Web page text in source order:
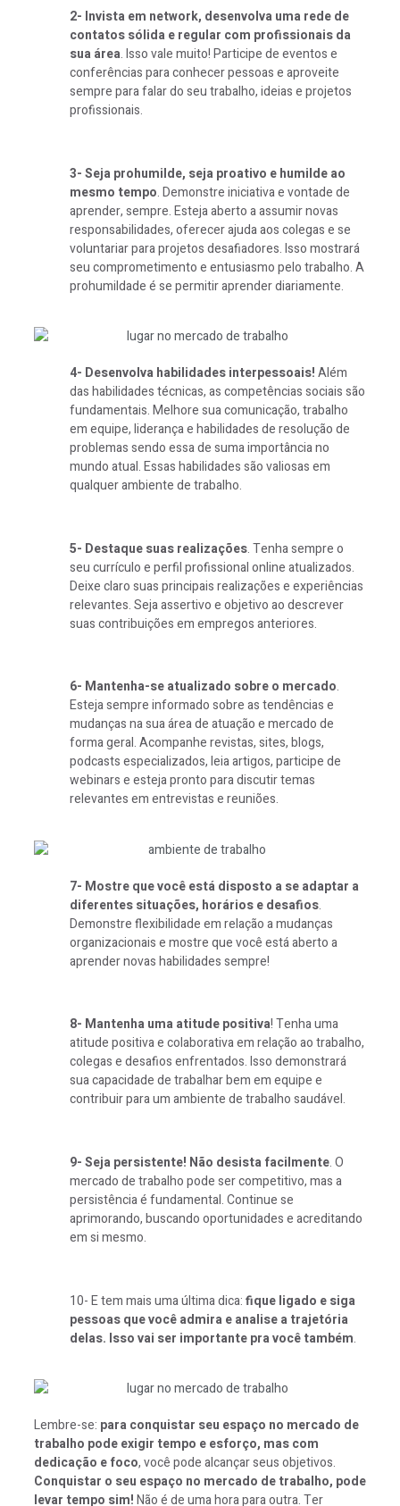
2- Invista em network, desenvolva uma rede de
contatos sólida e regular com profissionais da
sua área. Isso vale muito! Participe de eventos e
conferências para conhecer pessoas e aproveite
sempre para falar do seu trabalho, ideias e projetos
profissionais.
3- Seja prohumilde, seja proativo e humilde ao
mesmo tempo. Demonstre iniciativa e vontade de
aprender, sempre. Esteja aberto a assumir novas
responsabilidades, oferecer ajuda aos colegas e se
voluntariar para projetos desafiadores. Isso mostrará
seu comprometimento e entusiasmo pelo trabalho. A
prohumildade é se permitir aprender diariamente.
4- Desenvolva habilidades interpessoais!Além
das habilidades técnicas, as competências sociais são
fundamentais. Melhore sua comunicação, trabalho
em equipe, liderança e habilidades de resolução de
problemas sendo essa de suma importância no
mundo atual. Essas habilidades são valiosas em
qualquer ambiente de trabalho.
5- Destaque suas realizações. Tenha sempre o
seu currículo e perfil profissional online atualizados.
Deixe claro suas principais realizações e experiências
relevantes. Seja assertivo e objetivo ao descrever
suas contribuições em empregos anteriores.
6- Mantenha-se atualizado sobre o mercado.
Esteja sempre informado sobre as tendências e
mudanças na sua área de atuação e mercado de
forma geral. Acompanhe revistas, sites, blogs,
podcasts especializados, leia artigos, participe de
webinars e esteja pronto para discutir temas
relevantes em entrevistas e reuniões.
7- Mostre que você está disposto a se adaptar a
diferentes situações, horários e desafios.
Demonstre flexibilidade em relação a mudanças
organizacionais e mostre que você está aberto a
aprender novas habilidades sempre!
8- Mantenha uma atitude positiva! Tenha uma
atitude positiva e colaborativa em relação ao trabalho,
colegas e desafios enfrentados. Isso demonstrará
sua capacidade de trabalhar bem em equipe e
contribuir para um ambiente de trabalho saudável.
9- Seja persistente! Não desista facilmente. O
mercado de trabalho pode ser competitivo, mas a
persistência é fundamental. Continue se
aprimorando, buscando oportunidades e acreditando
em si mesmo.
10- E tem mais uma última dica:fique ligado e siga
pessoas que você admira e analise a trajetória
delas. Isso vai ser importante pra você também.
Lembre-se: para conquistar seu espaço no mercado de
trabalho pode exigir tempo e esforço, mas com
dedicação e foco, você pode alcançar seus objetivos.
Conquistar o seu espaço no mercado de trabalho, pode
levar tempo sim!Não é de uma hora para outra. Ter